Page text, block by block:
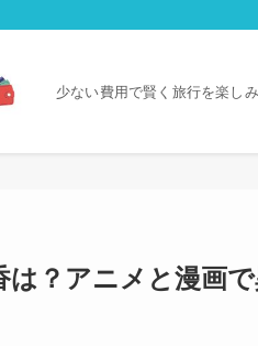
少ない費用で賢く旅行を楽し
？アニメと漫画